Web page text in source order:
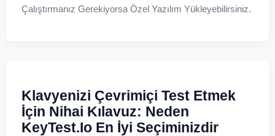
Çalıştırmanız Gerekiyorsa Özel Yazılım Yükleyebilirsiniz.
Klavyenizi Çevrimiçi Test Etmek
İçin Nihai Kılavuz: Neden
KeyTest.io En İyi Seçiminizdir